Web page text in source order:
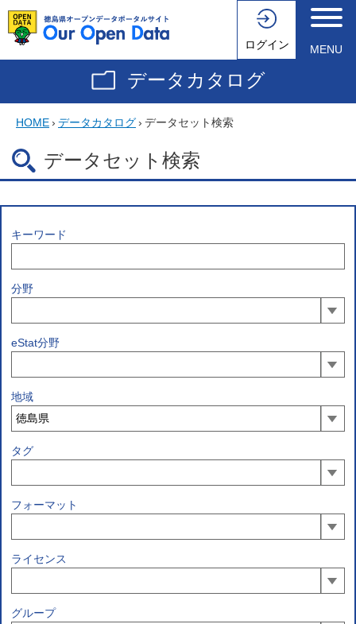
ログイン MENU
データカタログ
HOME› データカタログ› データセット検索
データセット検索
キーワード
分野
eStat分野
地域
タグ
フォーマット
ライセンス
グループ